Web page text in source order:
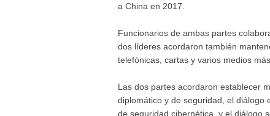
a China en 2017.
Funcionarios de ambas partes
dos líderes acordaron también
telefónicas, cartas y varios medios más.
Las dos partes acordaron establecer
diplomático y de seguridad, el diálogo
de seguridad cibernética, y el diálogo